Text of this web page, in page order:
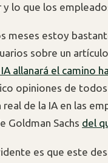
lo que los
meses estoy
sobre un
IA allanará el camino
opiniones de
de la IA en las
Goldman Sachs del
es que este